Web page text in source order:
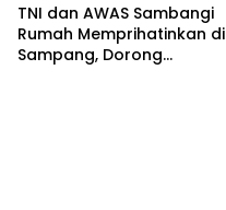
TNI dan AWAS Sambangi
Rumah Memprihatinkan di
Sampang, Dorong